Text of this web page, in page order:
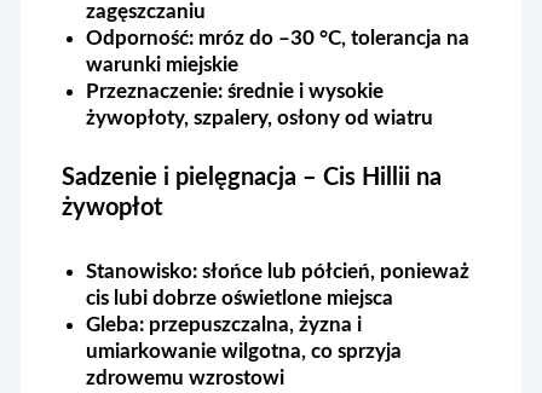
zagęszczaniu
Odporność: mróz do –30 °C, tolerancja na
warunki miejskie
Przeznaczenie: średnie i wysokie
żywopłoty, szpalery, osłony od wiatru
Sadzenie i pielęgnacja – Cis Hillii na
żywopłot
Stanowisko: słońce lub półcień, ponieważ
cis lubi dobrze oświetlone miejsca
Gleba: przepuszczalna, żyzna i
umiarkowanie wilgotna, co sprzyja
zdrowemu wzrostowi